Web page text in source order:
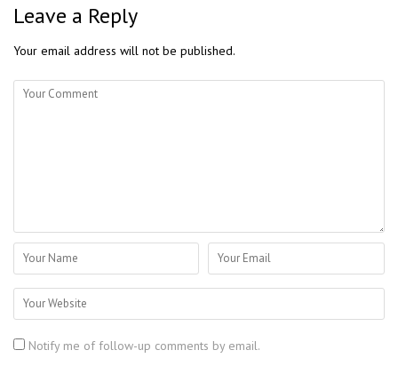
Leave a Reply
Your email address will not be published.
Notify me of follow-up comments by email.